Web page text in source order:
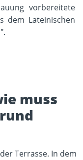
vorbereitete
dem Lateinischen
muss
Terrasse. In dem